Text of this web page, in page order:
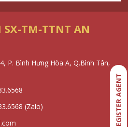
SX-TM-TTNT AN
P. Bình Hưng Hòa A, Q.Bình Tân,
(Zalo)
REGISTER AGENT